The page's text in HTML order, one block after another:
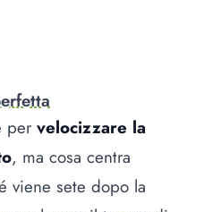
per velocizzare la
, ma cosa centra
viene sete dopo la